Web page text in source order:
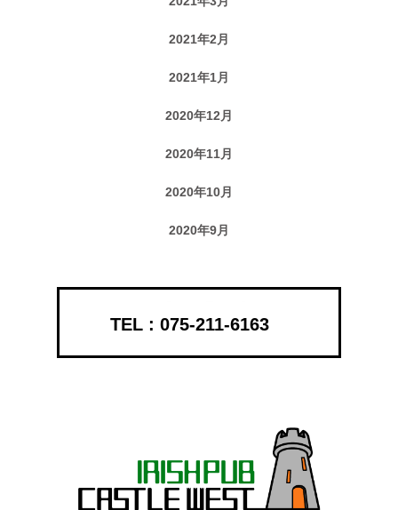
2021年2月
2021年1月
2020年12月
2020年11月
2020年10月
2020年9月
075-211-6163